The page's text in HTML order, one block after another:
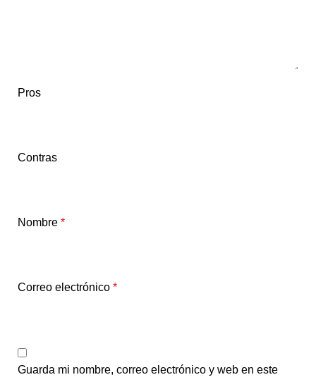
Pros
Contras
Nombre *
Correo electrónico *
Guarda mi nombre, correo electrónico y web en este